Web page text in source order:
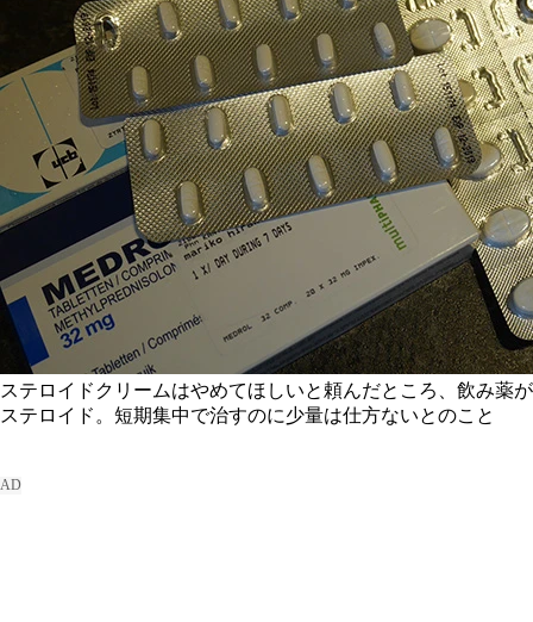
ステロイドクリームはやめてほしいと頼んだところ、飲み薬が
ステロイド。短期集中で治すのに少量は仕方ないとのこと